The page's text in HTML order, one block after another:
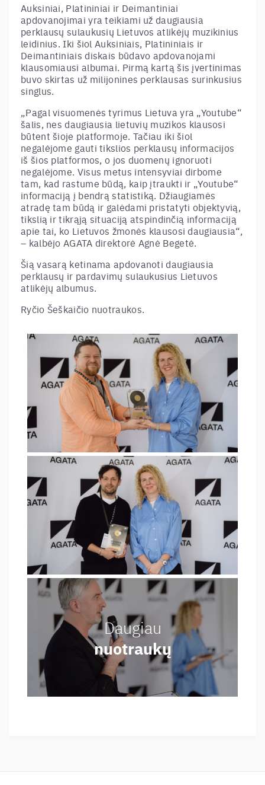
Auksiniai, Platininiai ir Deimantiniai
apdovanojimai yra teikiami už daugiausia
perklausų sulaukusių Lietuvos atlikėjų muzikinius
leidinius. Iki šiol Auksiniais, Platininiais ir
Deimantiniais diskais būdavo apdovanojami
klausomiausi albumai. Pirmą kartą šis įvertinimas
buvo skirtas už milijonines perklausas surinkusius
singlus.
„Pagal visuomenės tyrimus Lietuva yra „Youtube“
šalis, nes daugiausia lietuvių muzikos klausosi
būtent šioje platformoje. Tačiau iki šiol
negalėjome gauti tikslios perklausų informacijos
iš šios platformos, o jos duomenų ignoruoti
negalėjome. Visus metus intensyviai dirbome
tam, kad rastume būdą, kaip įtraukti ir „Youtube“
informaciją į bendrą statistiką. Džiaugiamės
atradę tam būdą ir galėdami pristatyti objektyvią,
tikslią ir tikrąją situaciją atspindinčią informaciją
apie tai, ko Lietuvos žmonės klausosi daugiausia“,
– kalbėjo AGATA direktorė Agnė Begetė.
Šią vasarą ketinama apdovanoti daugiausia
perklausų ir pardavimų sulaukusius Lietuvos
atlikėjų albumus.
Ryčio Šeškaičio nuotraukos.
Daugiau
nuotraukų